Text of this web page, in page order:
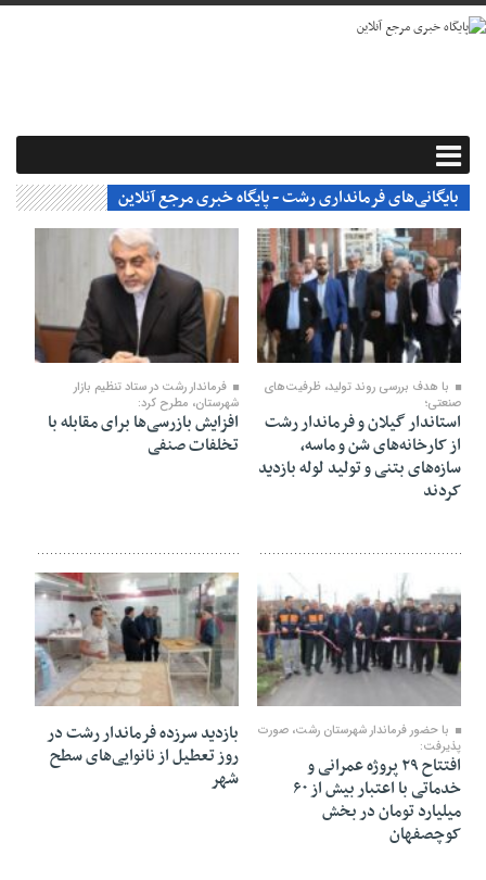
بایگانی‌های فرمانداری رشت - پایگاه خبری مرجع آنلاین
با هدف بررسی روند تولید، ظرفیت‌های
صنعتی؛
استاندار گیلان و فرماندار رشت
از کارخانه‌های شن و ماسه،
سازه‌های بتنی و تولید لوله بازدید
کردند
۲۹ بهمن ۱۴۰۴
فرماندار رشت در ستاد تنظیم بازار
شهرستان، مطرح کرد:
افزایش بازرسی‌ها برای مقابله با
تخلفات صنفی
با حضور فرماندار شهرستان رشت، صورت
پذیرفت:
افتتاح ۲۹ پروژه عمرانی و
خدماتی با اعتبار بیش از ۶۰
میلیارد تومان در بخش
کوچصفهان
۱۸ بهمن ۱۴۰۴
بازدید سرزده فرماندار رشت در
روز تعطیل از نانوایی‌های سطح
شهر